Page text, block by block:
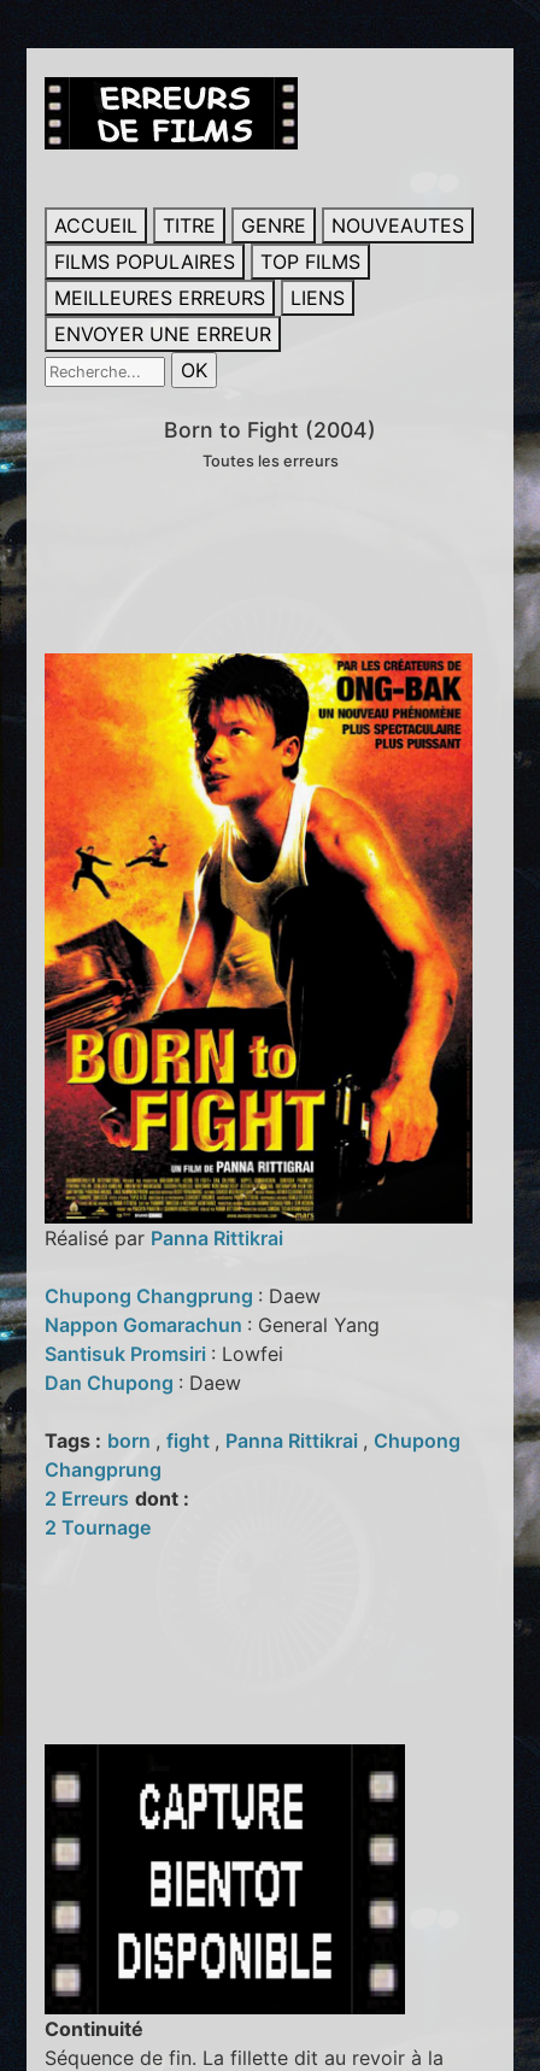
ACCUEIL TITRE GENRE
NOUVEAUTES
FILMS POPULAIRES
TOP FILMS
MEILLEURES ERREURS
LIENS
ENVOYER UNE ERREUR
Born to Fight (2004)
Toutes les erreurs
Réalisé par Panna Rittikrai
Chupong Changprung : Daew
Nappon Gomarachun : General Yang
Santisuk Promsiri : Lowfei
Dan Chupong : Daew
Tags : born ,fight , Panna Rittikrai , Chupong
Changprung
2 Erreurs dont :
2 Tournage
Continuité
Séquence de fin. La fillette dit au revoir à la